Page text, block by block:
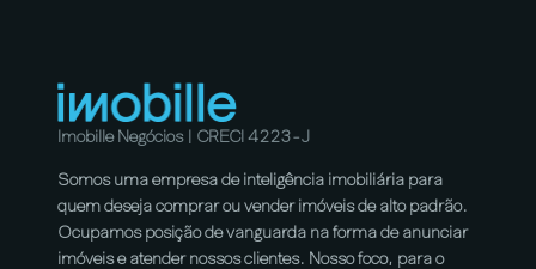
Imobille Negócios | CRECI 4223-J
Somos uma empresa de inteligência imobiliária para
quem deseja comprar ou vender imóveis de alto padrão.
Ocupamos posição de vanguarda na forma de anunciar
imóveis e atender nossos clientes. Nosso foco, para o